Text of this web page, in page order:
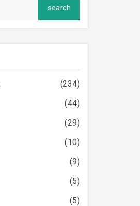
(234)
(44)
(29)
(10)
(9)
(5)
(5)